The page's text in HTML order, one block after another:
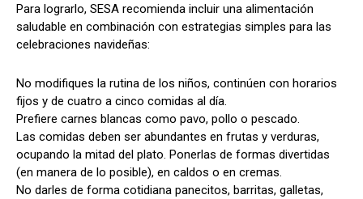
Para lograrlo, SESA recomienda incluir una alimentación
saludable en combinación con estrategias simples para las
celebraciones navideñas:
No modifiques la rutina de los niños, continúen con horarios
fijos y de cuatro a cinco comidas al día.
Prefiere carnes blancas como pavo, pollo o pescado.
Las comidas deben ser abundantes en frutas y verduras,
ocupando la mitad del plato. Ponerlas de formas divertidas
(en manera de lo posible), en caldos o en cremas.
No darles de forma cotidiana panecitos, barritas, galletas,